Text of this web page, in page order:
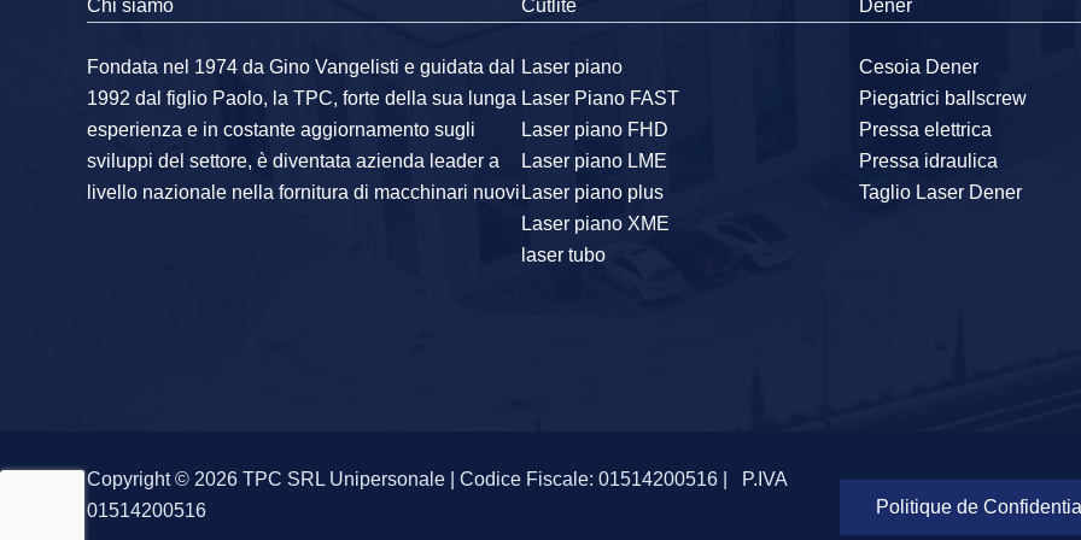
Chi siamo
Fondata nel 1974 da Gino Vangelisti e guidata dal
1992 dal figlio Paolo, la TPC, forte della sua lunga
esperienza e in costante aggiornamento sugli
sviluppi del settore, è diventata azienda leader a
livello nazionale nella fornitura di macchinari nuovi
Cutlite
Laser piano
Laser Piano FAST
Laser piano FHD
Laser piano LME
Laser piano plus
Laser piano XME
laser tubo
Dener
Cesoia Dener
Piegatrici ballscrew
Pressa elettrica
Pressa idraulica
Taglio Laser Dener
Copyright © 2026 TPC SRL Unipersonale | Codice Fiscale: 01514200516 |
P.IVA
01514200516
Politique de